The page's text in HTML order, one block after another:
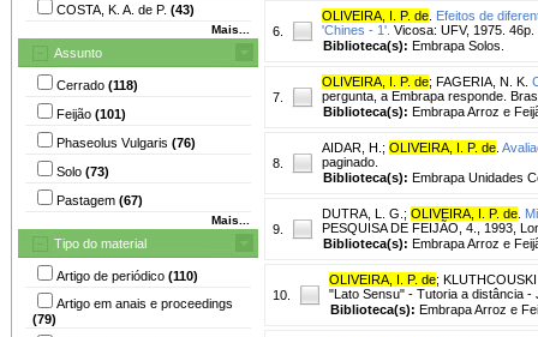
COSTA, K. A. de P. (43)
Mais...
Assunto
Cerrado (118)
Feijão (101)
Phaseolus Vulgaris (76)
Solo (73)
Pastagem (67)
Mais...
Tipo do material
Artigo de periódico (110)
Artigo em anais e proceedings
(79)
6.
OLIVEIRA, I. P. de Efeitos de
'Chines - 1'. Vicosa: UFV, 1975.
Biblioteca(s): Embrapa Solos.
7.
OLIVEIRA, I. P. de; FAGERIA, N. K.
pergunta, a Embrapa responde.
Biblioteca(s): Embrapa Arroz e
8.
AIDAR, H. ; OLIVEIRA, I. P. de
paginado.
Biblioteca(s): Embrapa Unidades
9.
DUTRA, L. G. ; OLIVEIRA, I. P. de
PESQUISA DE FEIJÃO, 4., 1993,
Biblioteca(s): Embrapa Arroz e
10.
OLIVEIRA, I. P. de;
"Lato Sensu" - Tutoria a distância
Biblioteca(s): Embrapa Arroz e